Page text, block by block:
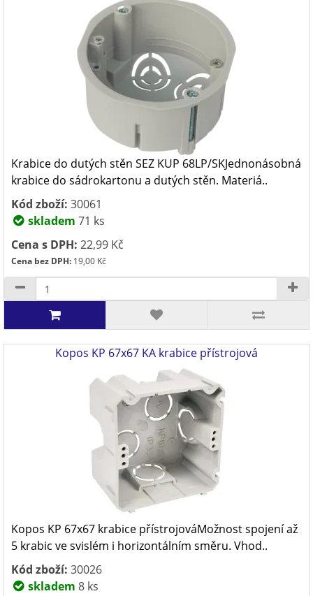
Krabice do dutých stěn SEZ KUP 68LP/SKJednonásobná
krabice do sádrokartonu a dutých stěn. Materiá..
Kód zboží: 30061
skladem 71 ks
Cena s DPH: 22,99 Kč
Cena bez DPH: 19,00 Kč
Kopos KP 67x67 KA krabice přístrojová
Kopos KP 67x67 krabice přístrojováMožnost spojení až
5 krabic ve svislém i horizontálním směru. Vhod..
Kód zboží: 30026
skladem 8 ks